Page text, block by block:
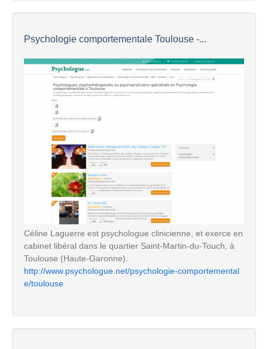
Psychologie comportementale Toulouse -...
Céline Laguerre est psychologue clinicienne, et exerce en
cabinet libéral dans le quartier Saint-Martin-du-Touch, à
Toulouse (Haute-Garonne).
http://www.psychologue.net/psychologie-comportemental
e/toulouse